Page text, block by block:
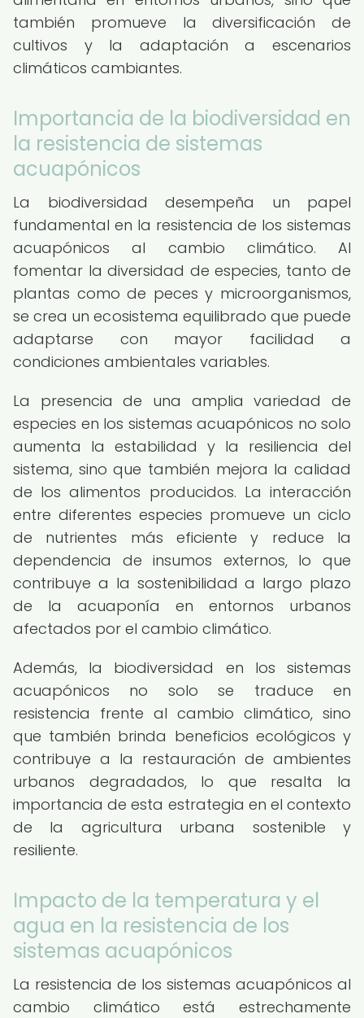
también promueve la diversificación de
cultivos y la adaptación a escenarios
climáticos cambiantes.
Importancia de la biodiversidad en
la resistencia de sistemas
acuapónicos
La biodiversidad desempeña un papel
fundamental en la resistencia de los sistemas
acuapónicos al cambio climático. Al
fomentar la diversidad de especies, tanto de
plantas como de peces y microorganismos,
se crea un ecosistema equilibrado que puede
adaptarse con mayor facilidad a
condiciones ambientales variables.
La presencia de una amplia variedad de
especies en los sistemas acuapónicos no solo
aumenta la estabilidad y la resiliencia del
sistema, sino que también mejora la calidad
de los alimentos producidos. La interacción
entre diferentes especies promueve un ciclo
de nutrientes más eficiente y reduce la
dependencia de insumos externos, lo que
contribuye a la sostenibilidad a largo plazo
de la acuaponía en entornos urbanos
afectados por el cambio climático.
Además, la biodiversidad en los sistemas
acuapónicos no solo se traduce en
resistencia frente al cambio climático, sino
que también brinda beneficios ecológicos y
contribuye a la restauración de ambientes
urbanos degradados, lo que resalta la
importancia de esta estrategia en el contexto
de la agricultura urbana sostenible y
resiliente.
Impacto de la temperatura y el
agua en la resistencia de los
sistemas acuapónicos
La resistencia de los sistemas acuapónicos al
cambio climático está estrechamente